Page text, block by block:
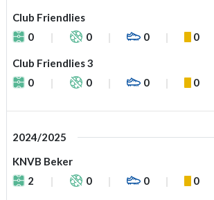
Club Friendlies
0
0 0 0
Club Friendlies 3
0
0 0 0
2024/2025
KNVB Beker
2
0 0 0